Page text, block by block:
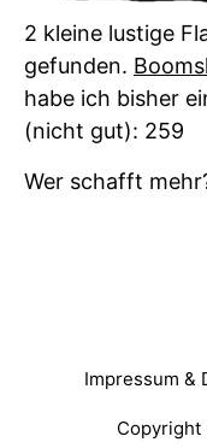
2 kleine lustige
gefunden.
habe ich bisher
(nicht gut): 259
Wer schafft
Impressum &